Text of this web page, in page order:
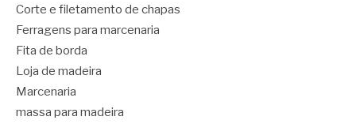
Corte e filetamento de chapas
Ferragens para marcenaria
Fita de borda
Loja de madeira
Marcenaria
massa para madeira